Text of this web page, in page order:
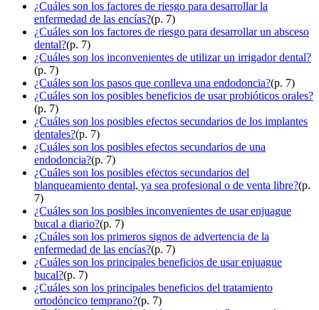
¿Cuáles son los factores de riesgo para desarrollar la
enfermedad de las encías?(p. 7)
¿Cuáles son los factores de riesgo para desarrollar un absceso
dental?(p. 7)
¿Cuáles son los inconvenientes de utilizar un irrigador dental?
(p. 7)
¿Cuáles son los pasos que conlleva una endodoncia?(p. 7)
¿Cuáles son los posibles beneficios de usar probióticos orales?
(p. 7)
¿Cuáles son los posibles efectos secundarios de los implantes
dentales?(p. 7)
¿Cuáles son los posibles efectos secundarios de una
endodoncia?(p. 7)
¿Cuáles son los posibles efectos secundarios del
blanqueamiento dental, ya sea profesional o de venta libre?(p.
7)
¿Cuáles son los posibles inconvenientes de usar enjuague
bucal a diario?(p. 7)
¿Cuáles son los primeros signos de advertencia de la
enfermedad de las encías?(p. 7)
¿Cuáles son los principales beneficios de usar enjuague
bucal?(p. 7)
¿Cuáles son los principales beneficios del tratamiento
ortodóncico temprano?(p. 7)